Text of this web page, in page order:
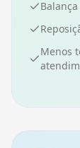
Menos